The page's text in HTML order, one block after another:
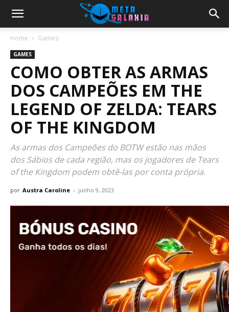
Home Games
GAMES
COMO OBTER AS ARMAS
DOS CAMPEÕES EM THE
LEGEND OF ZELDA: TEARS
OF THE KINGDOM
As armas dos Campeões do BOTW estão nas mãos
dos Sábios de cada região, mas os jogadores de Tears
of the Kingdom podem obtê-las por conta própria.
por Austra Caroline - junho 9, 2023